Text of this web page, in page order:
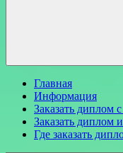
Главная
Информация
Заказать диплом
Заказать диплом
Где заказать